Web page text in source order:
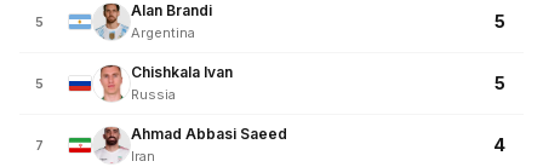
5
Alan Brandi
Argentina
5
5
Chishkala Ivan
Russia
5
7
Ahmad Abbasi Saeed
Iran
4